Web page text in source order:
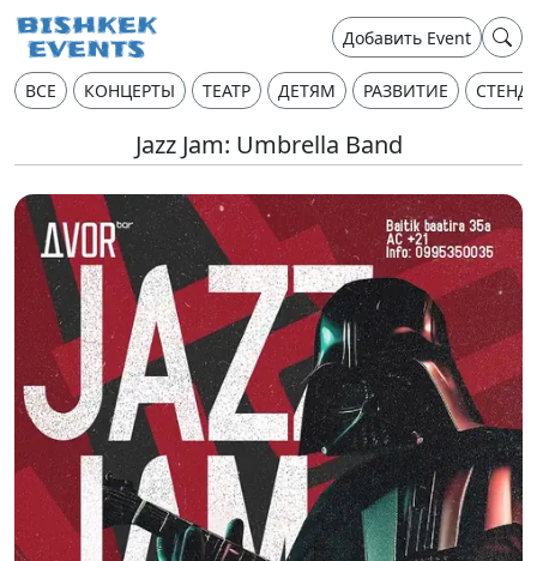
Добавить Event
ВСЕ КОНЦЕРТЫ ТЕАТР ДЕТЯМ РАЗВИТИЕ
Jazz Jam: Umbrella Band